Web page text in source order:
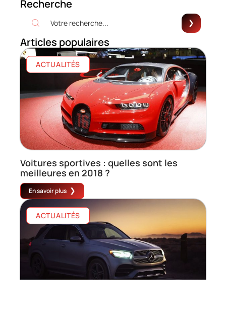
Recherche
Articles populaires
ACTUALITÉS
Voitures sportives : quelles sont les
meilleures en 2018 ?
En savoir plus
ACTUALITÉS